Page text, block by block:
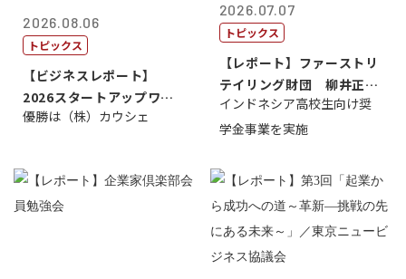
2026.08.06
トピックス
【ビジネスレポート】
2026スタートアップワー
ルドカップ東京
優勝は（株）カウシェ
2026.07.07
トピックス
【レポート】ファーストリ
テイリング財団 柳井正
理事長
インドネシア高校生向け奨
学金事業を実施